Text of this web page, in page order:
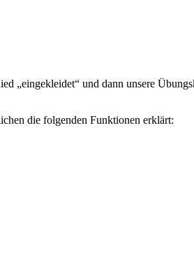
„eingekleidet“ und dann unsere
die folgenden Funktionen erklärt: